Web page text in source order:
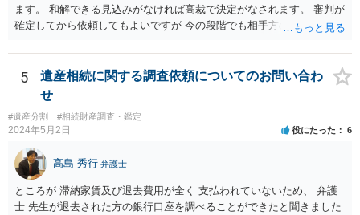
ので、それが一応の目安となるでしょう。
ます。 和解できる見込みがなければ高裁で決定がなされます。 審判が
確定してから依頼してもよいですが 今の段階でも相手方の連絡が迷惑
5
遺産相続に関する調査依頼についてのお問い合わ
せ
#遺産分割 #相続財産調査・鑑定
2024年5月2日 役にたった 6
高島 秀行 弁護士
ところが 滞納家賃及び退去費用が全く 支払われていないため、 弁護
士 先生が退去された方の銀行口座を調べることができたと聞きました